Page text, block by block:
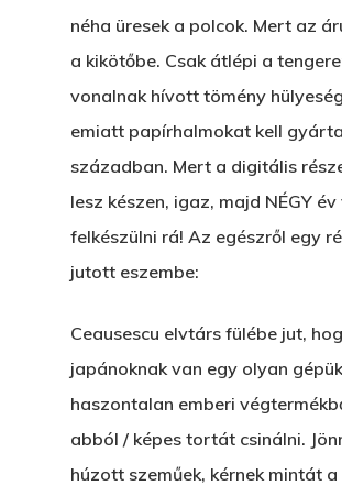
néha üresek a polcok. Mert az
a kikötőbe. Csak átlépi a
vonalnak hívott tömény
emiatt papírhalmokat kell
században. Mert a digitális
lesz készen, igaz, majd NÉGY
felkészülni rá! Az egészről egy
jutott eszembe:
Ceausescu elvtárs fülébe jut,
japánoknak van egy olyan
haszontalan emberi
abból / képes tortát csinálni.
húzott szeműek, kérnek mintát a